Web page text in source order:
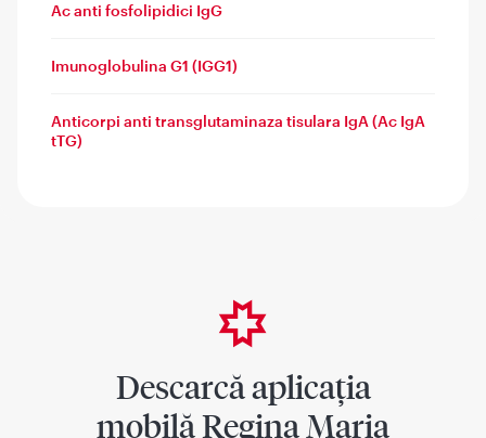
Ac anti fosfolipidici IgG
Imunoglobulina G1 (IGG1)
Anticorpi anti transglutaminaza tisulara IgA (Ac IgA
tTG)
Descarcă aplicația
mobilă Regina Maria